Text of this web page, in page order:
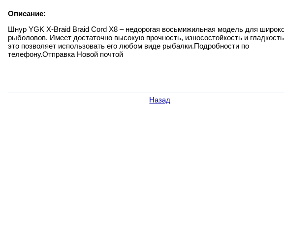
Описание:
Шнур YGK X-Braid Braid Cord X8 – недорогая восьмижильная модель для
рыболовов. Имеет достаточно высокую прочность, износостойкость и
это позволяет использовать его любом виде рыбалки.Подробности по
телефону.Отправка Новой почтой
Назад